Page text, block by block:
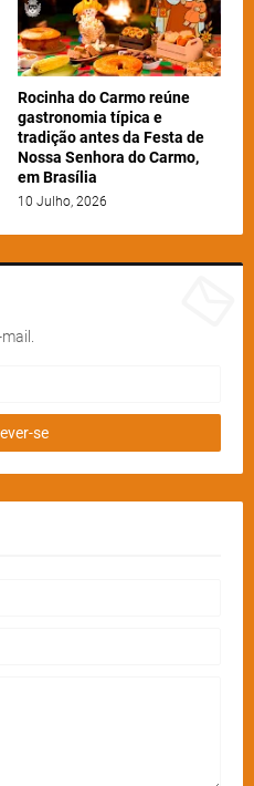
Rocinha do Carmo reúne
gastronomia típica e
tradição antes da Festa de
Nossa Senhora do Carmo,
em Brasília
10 Julho, 2026